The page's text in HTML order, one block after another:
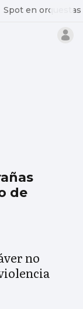
Spot en orquestas
de
no